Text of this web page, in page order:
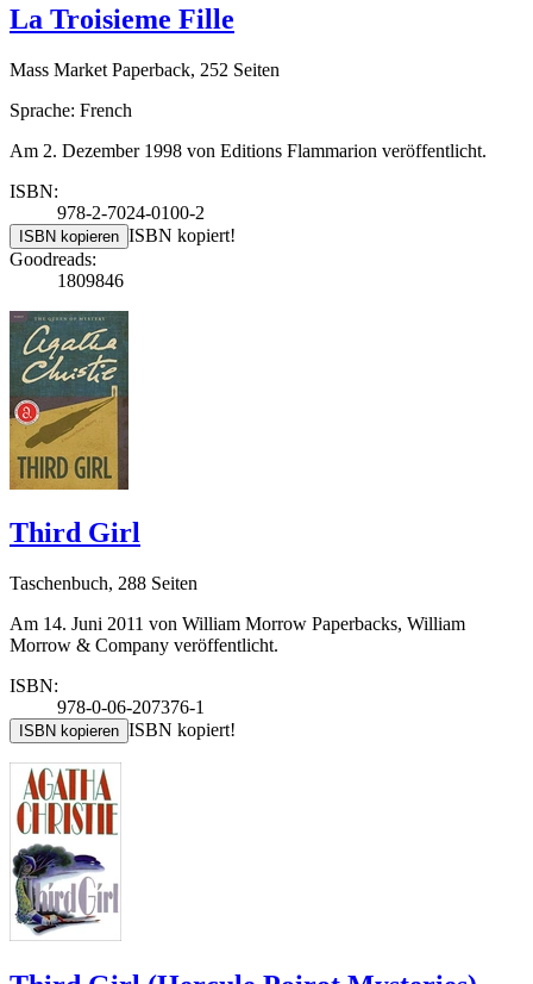
La Troisieme Fille
Mass Market Paperback, 252 Seiten
Sprache: French
Am 2. Dezember 1998 von Editions Flammarion veröffentlicht.
ISBN:
978-2-7024-0100-2
ISBN kopieren ISBN kopiert!
Goodreads:
1809846
Third Girl
Taschenbuch, 288 Seiten
Am 14. Juni 2011 von William Morrow Paperbacks, William
Morrow & Company veröffentlicht.
ISBN:
978-0-06-207376-1
ISBN kopieren ISBN kopiert!